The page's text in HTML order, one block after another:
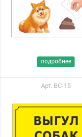
подробнее
Арт. ВС-15